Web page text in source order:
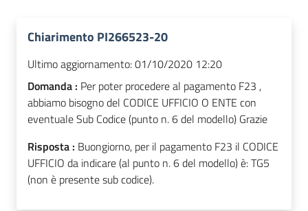
Chiarimento PI266523-20
Ultimo aggiornamento:01/10/2020 12:20
Domanda : Per poter procedere al pagamento F23 ,
abbiamo bisogno del CODICE UFFICIO O ENTE con
eventuale Sub Codice (punto n. 6 del modello) Grazie
Risposta : Buongiorno, per il pagamento F23 il CODICE
UFFICIO da indicare (al punto n. 6 del modello) è: TG5
(non è presente sub codice).